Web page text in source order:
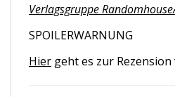
Verlagsgruppe
SPOILERWARNUNG
Hier geht es zur Rezension